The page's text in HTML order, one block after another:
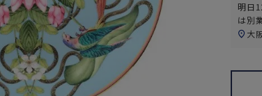
明日
は別
大